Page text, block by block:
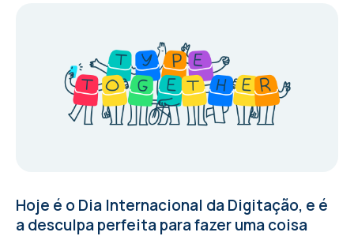
Hoje é o Dia Internacional da Digitação, e é
a desculpa perfeita para fazer uma coisa